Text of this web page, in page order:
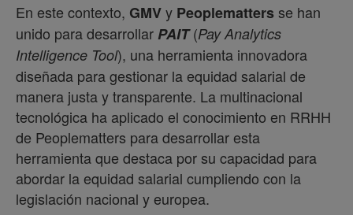
En este contexto, GMVy Peoplemattersse han
unido para desarrollarPAIT(Pay Analytics
Intelligence Tool), una herramienta innovadora
diseñada para gestionar la equidad salarial de
manera justa y transparente. La multinacional
tecnológica ha aplicado el conocimiento en RRHH
de Peoplematters para desarrollar esta
herramienta que destaca por su capacidad para
abordar la equidad salarial cumpliendo con la
legislación nacional y europea.